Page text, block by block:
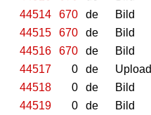
44514
670 de Bild
44515
670 de Bild
44516
670 de Bild
44517
0 de Upload
44518
0 de Bild
44519
0 de Bild